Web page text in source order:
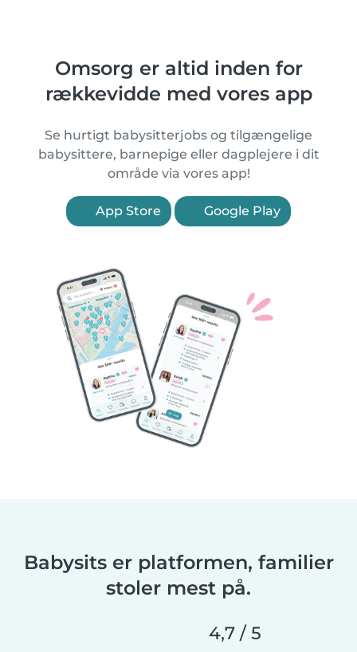
Omsorg er altid inden for
rækkevidde med vores app
Se hurtigt babysitterjobs og tilgængelige
babysittere, barnepige eller dagplejere i dit
område via vores app!
App Store Google Play
Babysits er platformen, familier
stoler mest på.
4,7 / 5